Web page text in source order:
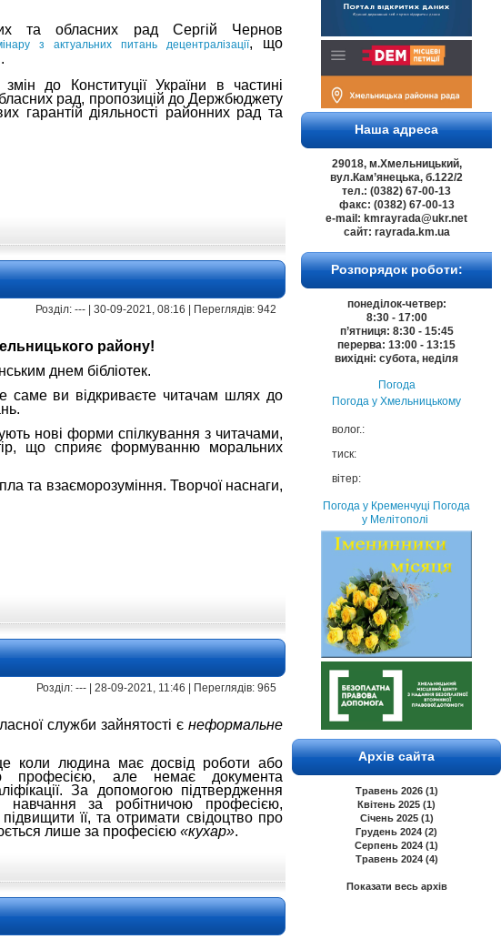
Наша адреса
29018, м.Хмельницький,
вул.Кам’янецька, б.122/2
тел.: (0382) 67-00-13
факс: (0382) 67-00-13
e-mail: kmrayrada@ukr.net
сайт: rayrada.km.ua
Розпорядок роботи:
понеділок-четвер:
8:30 - 17:00
п’ятниця: 8:30 - 15:45
перерва: 13:00 - 13:15
вихідні: субота, неділя
Погода
Погода у Хмельницькому
волог.:
тиск:
вітер:
Погода у Кременчуці Погода
у Мелітополі
Архів сайта
Травень 2026 (1)
Квітень 2025 (1)
Січень 2025 (1)
Грудень 2024 (2)
Серпень 2024 (1)
Травень 2024 (4)
Показати весь архів
та обласних рад Сергій Чернов
з актуальних питань децентралізації, що
до Конституції України в частині
рад, пропозицій до Держбюджету
гарантій діяльності районних рад та
Розділ: --- | 30-09-2021, 08:16 | Переглядів: 942
району!
днем бібліотек.
ви відкриваєте читачам шлях до
нові форми спілкування з читачами,
що сприяє формуванню моральних
та взаєморозуміння. Творчої наснаги,
Розділ: --- | 28-09-2021, 11:46 | Переглядів: 965
служби зайнятості є неформальне
коли людина має досвід роботи або
професією, але немає документа
За допомогою підтвердження
навчання за робітничою професією,
її, та отримати свідоцтво про
лише за професією «кухар».